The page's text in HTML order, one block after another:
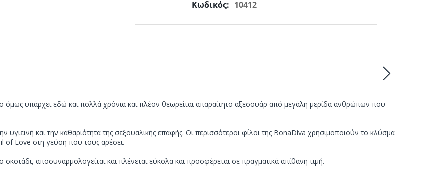
Κωδικός: 10412
υπάρχει εδώ και πολλά χρόνια και πλέον θεωρείται απαραίτητο αξεσουάρ από μεγάλη μερίδα ανθρώπων που
και την καθαριότητα της σεξουαλικής επαφής. Οι περισσότεροι φίλοι της BonaDiva χρησιμοποιούν το κλύσμα
of Love στη γεύση που τους αρέσει.
αποσυναρμολογείται και πλένεται εύκολα και προσφέρεται σε πραγματικά απίθανη τιμή.